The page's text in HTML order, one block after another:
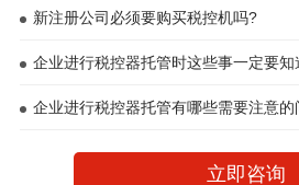
新注册公司必须要购买税控机吗?
企业进行税控器托管时这些事一定要知
企业进行税控器托管有哪些需要注意的
立即咨询